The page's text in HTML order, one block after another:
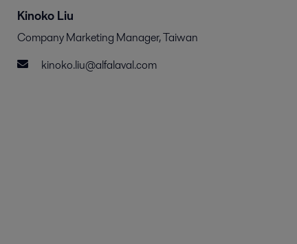
Kinoko Liu
Company Marketing Manager, Taiwan
kinoko.liu@alfalaval.com